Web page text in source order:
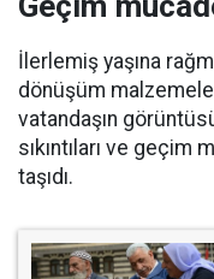
İlerlemiş yaşına
dönüşüm
vatandaşın
sıkıntıları ve
taşıdı.